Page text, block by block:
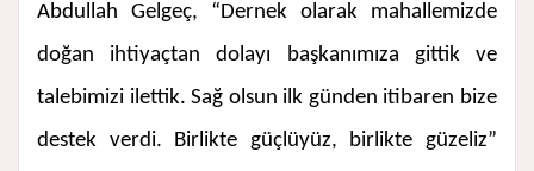
Abdullah Gelgeç, “Dernek olarak mahallemizde
doğan ihtiyaçtan dolayı başkanımıza gittik ve
talebimizi ilettik. Sağ olsun ilk günden itibaren bize
destek verdi. Birlikte güçlüyüz, birlikte güzeliz”